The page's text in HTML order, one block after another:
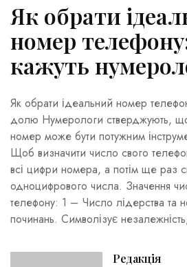
Як обрати
номер
кажуть
Як обрати ідеальний номер
долю Нумерологи стверджують, що
номер може бути потужним
Щоб визначити число свого
всі цифри номера, а потім ще раз
одноцифрового числа. Значення
телефону: 1 – Число лідерства та
починань. Символізує
Редакція